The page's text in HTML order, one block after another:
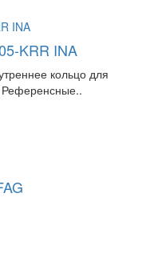
KRR INA
кольцо для
Референсные..